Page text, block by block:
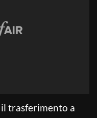
il trasferimento a